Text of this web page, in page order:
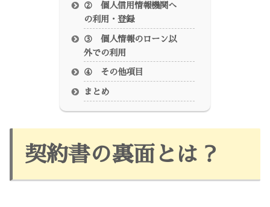
② 個人信用情報機関へ
の利用・登録
③ 個人情報のローン以
外での利用
④ その他項目
まとめ
契約書の裏面とは？